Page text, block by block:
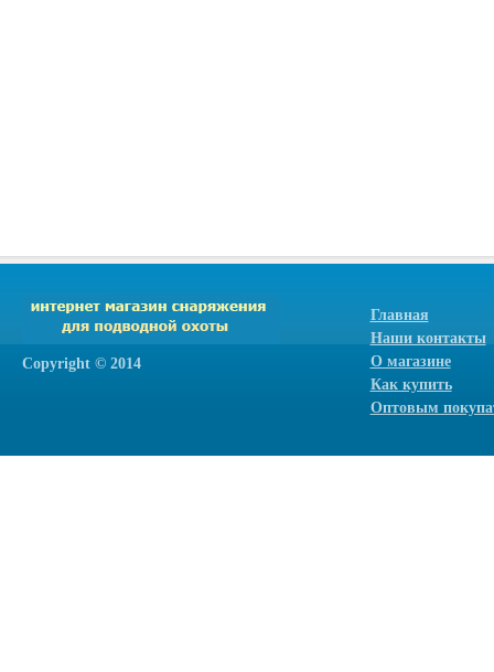
Сopyright © 2014
Главная
Наши контакты
О магазине
Как купить
Оптовым